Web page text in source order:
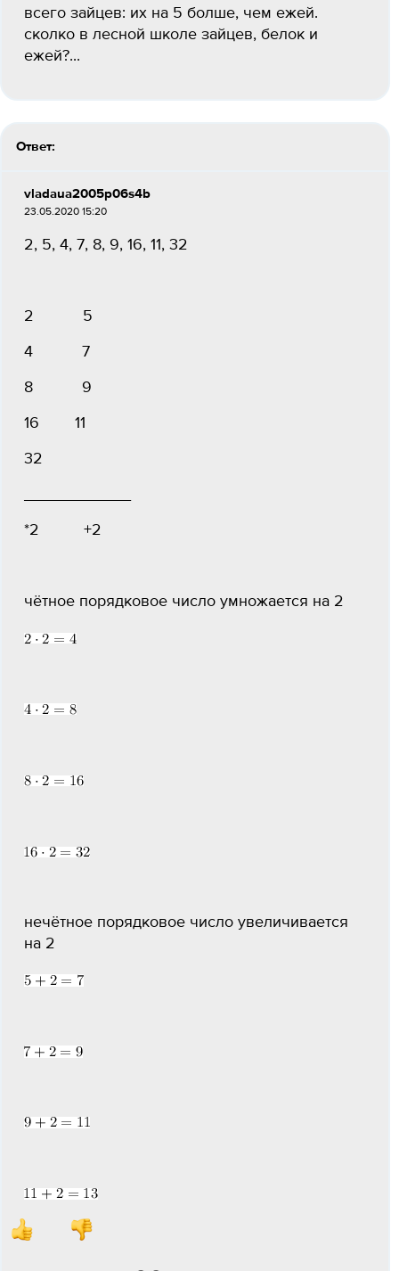
всего зайцев: их на 5 болше, чем ежей.
сколко в лесной школе зайцев, белок и
ежей?...
Ответ:
vladaua2005p06s4b
23.05.2020 15:20
2, 5, 4, 7, 8, 9, 16, 11, 32
2 5
4 7
8 9
16 11
32
*2 +2
чётное порядковое число умножается на 2
нечётное порядковое число увеличивается
на 2